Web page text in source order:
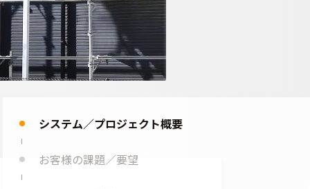
システム／プロジェクト概要
お客様の課題／要望